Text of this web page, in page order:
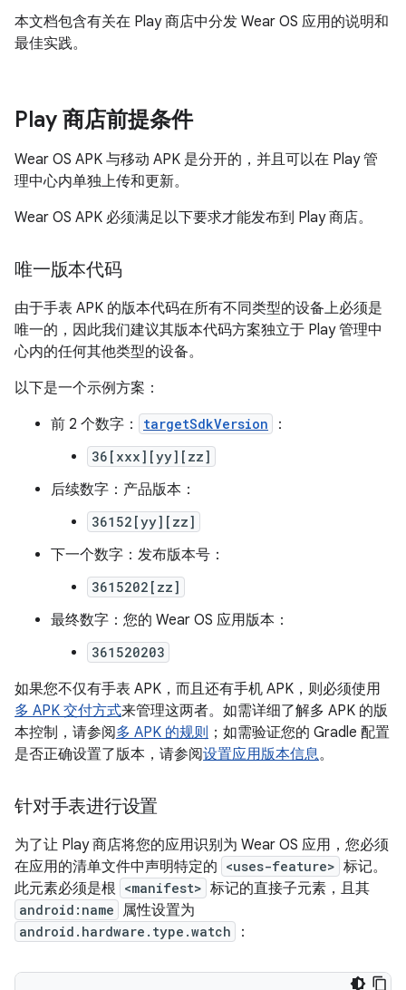
本文档包含有关在 Play 商店中分发 Wear OS 应用的说明和
最佳实践。
Play 商店前提条件
Wear OS APK 与移动 APK 是分开的，并且可以在 Play 管
理中心内单独上传和更新。
Wear OS APK 必须满足以下要求才能发布到 Play 商店。
唯一版本代码
由于手表 APK 的版本代码在所有不同类型的设备上必须是
唯一的，因此我们建议其版本代码方案独立于 Play 管理中
心内的任何其他类型的设备。
以下是一个示例方案：
前 2 个数字：
targetSdkVersion ：
36[xxx][yy][zz]
后续数字：产品版本：
36152[yy][zz]
下一个数字：发布版本号：
3615202[zz]
最终数字：您的 Wear OS 应用版本：
361520203
如果您不仅有手表 APK，而且还有手机 APK，则必须使用
多 APK 交付方式来管理这两者。如需详细了解多 APK 的版
本控制，请参阅多 APK 的规则 ；如需验证您的 Gradle 配置
是否正确设置了版本，请参阅设置应用版本信息。
针对手表进行设置
为了让 Play 商店将您的应用识别为 Wear OS 应用，您必须
在应用的清单文件中声明特定的 <uses-feature> 标记。
此元素必须是根 <manifest> 标记的直接子元素，且其
android:name 属性设置为
android.hardware.type.watch ：